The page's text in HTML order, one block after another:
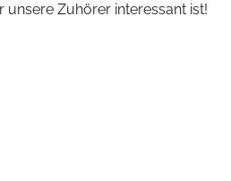
Zuhörer interessant ist!